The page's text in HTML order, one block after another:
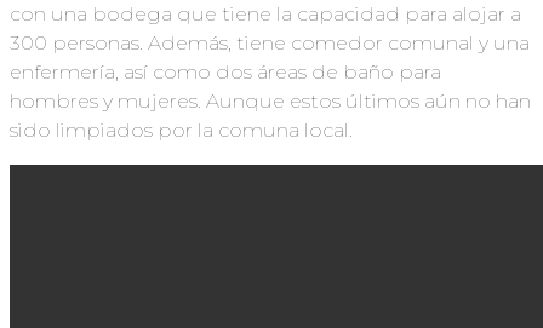
con una bodega que tiene la capacidad para alojar a
300 personas. Además, tiene comedor comunal y una
enfermería, así como dos áreas de baño para
hombres y mujeres. Aunque estos últimos aún no han
sido limpiados por la comuna local.